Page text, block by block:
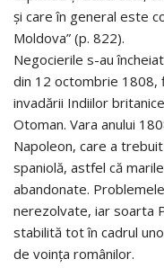
și care în general este
Moldova” (p. 822).
Negocierile s-au
din 12 octombrie 1808,
invadării Indiilor
Otoman. Vara anului
Napoleon, care a
spaniolă, astfel că
abandonate.
nerezolvate, iar soarta
stabilită tot în cadrul
de voința românilor.